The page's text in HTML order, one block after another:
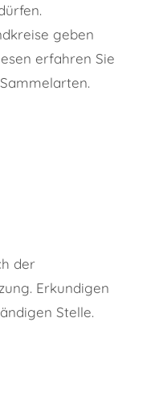
geben
erfahren Sie
der
Erkundigen
Stelle.